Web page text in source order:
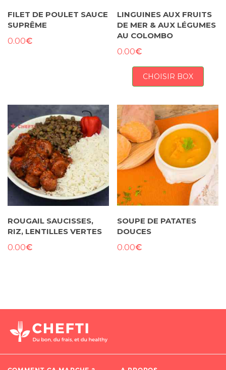
FILET DE POULET SAUCE
SUPRÊME
0.00€
LINGUINES AUX FRUITS
DE MER & AUX LÉGUMES
AU COLOMBO
0.00€
CHOISIR BOX
ROUGAIL SAUCISSES,
RIZ, LENTILLES VERTES
0.00€
SOUPE DE PATATES
DOUCES
0.00€